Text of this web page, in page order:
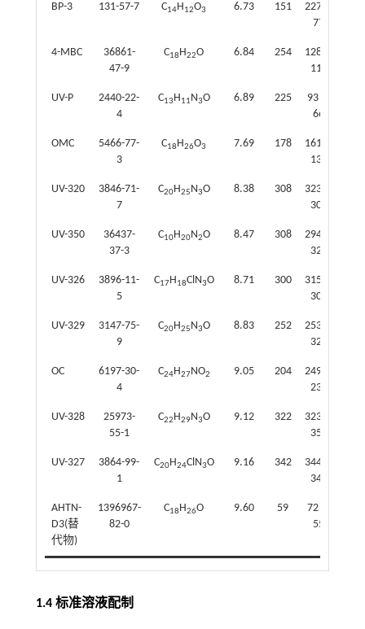
BP-3 131-57-7 C14H12O3 6.73 151
227；
77
4-MBC
36861-
47-9
C18H22O 6.84 254
128；
115
UV-P
2440-22-
4
C13H11N3O 6.89 225
93；
66
OMC
5466-77-
3
C18H26O3 7.69 178
161；
133
UV-320
3846-71-
7
C20H25N3O 8.38 308
323；
309
UV-350
36437-
37-3
C10H20N2O 8.47 308
294；
323
UV-326
3896-11-
5
C17H18ClN3O 8.71 300
315；
302
UV-329
3147-75-
9
C20H25N3O 8.83 252
253；
323
OC
6197-30-
4
C24H27NO2 9.05 204
249；
232
UV-328
25973-
55-1
C22H29N3O 9.12 322
323；
351
UV-327
3864-99-
1
C20H24ClN3O 9.16 342
344；
343
AHTN-
D3(替
代物)
1396967-
82-0
C18H26O 9.60 59
72；
55
1.4 标准溶液配制